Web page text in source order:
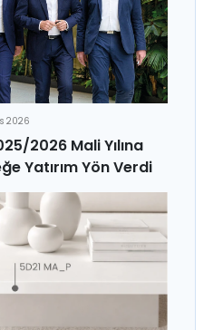
2026
2026 Mali Yılına
Yatırım Yön Verdi